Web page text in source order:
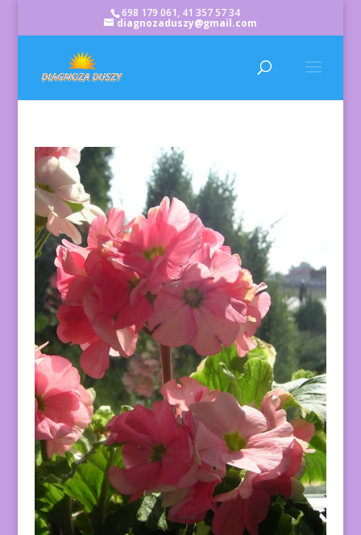
698 179 061, 41 357 57 34
diagnozaduszy@gmail.com